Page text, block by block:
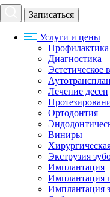
Записаться
Услуги и цены
Профилактика
Диагностика
Эстетическое
Лечение десен
Ортодонтия
Виниры
Экструзия
Имплантация
Имплантация
Имплантация